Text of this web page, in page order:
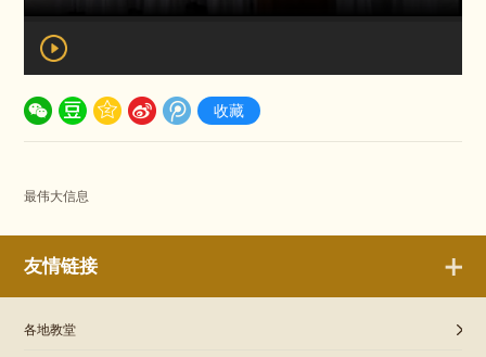
收藏
最伟大信息
友情链接
各地教堂